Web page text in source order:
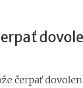
čerpať